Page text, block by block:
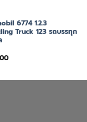
6774 1.2.3
Truck 123 รถบรรทุก